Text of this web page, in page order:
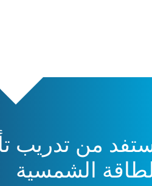
من تدريب
الشمسية
Bonjour 👋